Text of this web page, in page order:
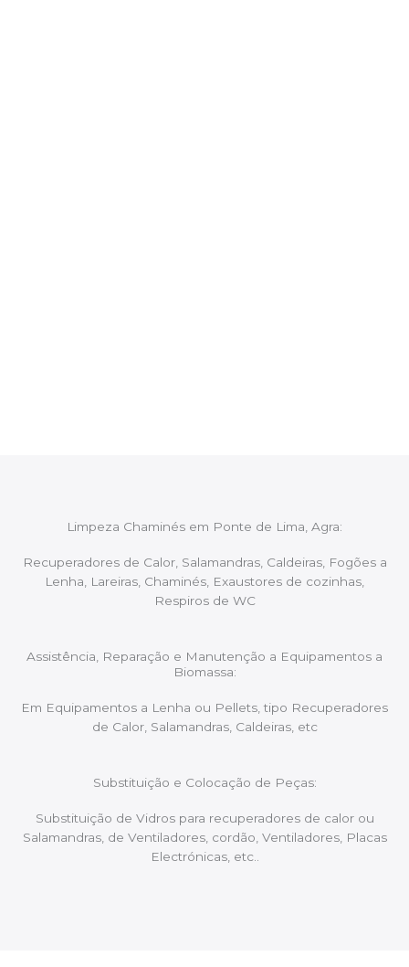
Limpeza Chaminés em Ponte de Lima, Agra:
Recuperadores de Calor, Salamandras, Caldeiras, Fogões a
Lenha, Lareiras, Chaminés, Exaustores de cozinhas,
Respiros de WC
Assistência, Reparação e Manutenção a Equipamentos a
Biomassa:
Em Equipamentos a Lenha ou Pellets, tipo Recuperadores
de Calor, Salamandras, Caldeiras, etc
Substituição e Colocação de Peças:
Substituição de Vidros para recuperadores de calor ou
Salamandras, de Ventiladores, cordão, Ventiladores, Placas
Electrónicas, etc..